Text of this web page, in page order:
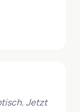
Jetzt